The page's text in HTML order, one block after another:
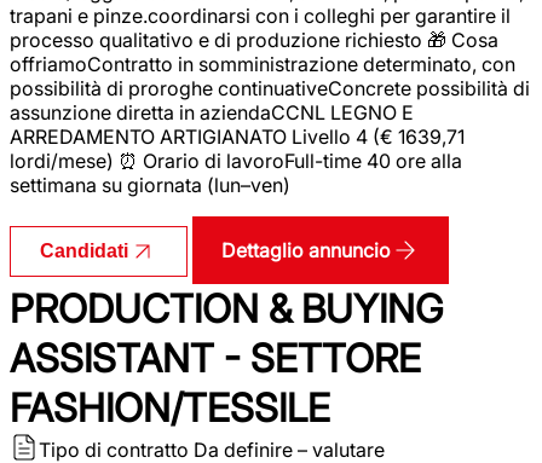
trapani e pinze.coordinarsi con i colleghi per garantire il
processo qualitativo e di produzione richiesto 🎁 Cosa
offriamoContratto in somministrazione determinato, con
possibilità di proroghe continuativeConcrete possibilità di
assunzione diretta in aziendaCCNL LEGNO E
ARREDAMENTO ARTIGIANATO Livello 4 (€ 1639,71
lordi/mese) ⏰ Orario di lavoroFull-time 40 ore alla
settimana su giornata (lun–ven)
Candidati Dettaglio annuncio
PRODUCTION & BUYING
ASSISTANT - SETTORE
FASHION/TESSILE
Tipo di contratto Da definire – valutare